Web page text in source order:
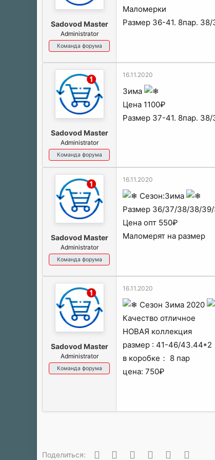
Sadovod Master
Administrator
Команда форума
Маломерки
Размер 36-41. 8пар. 38/
Sadovod Master
Administrator
Команда форума
16.11.2020
Зима
Цена 1100₽
Размер 37-41. 8пар.
Sadovod Master
Administrator
Команда форума
16.11.2020
Сезон:Зима
Размер 36/37/38/38/
Цена опт 550₽
Маломерят на размер
Sadovod Master
Administrator
Команда форума
16.11.2020
Сезон Зима 2020
Качество отличное
НОВАЯ коллекция
размер : 41-46/43.44*2
в коробке： 8 пар
цена: 750₽
Поделиться: ВконтактеОдноклассники
Facebook
Twitter WhatsApp